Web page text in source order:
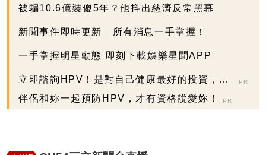
被騙10.6億裝傻5年？他抖出慈濟反常黑幕
新聞事件即時更新 所有消息一手掌握！
一手掌握明星動態 即刻下載娛樂星聞APP
立即諮詢HPV！是對自己健康最好的投資，把
握現在不嫌晚...
PR
伴侶和妳一起預防HPV，才有資格說愛妳！ PR